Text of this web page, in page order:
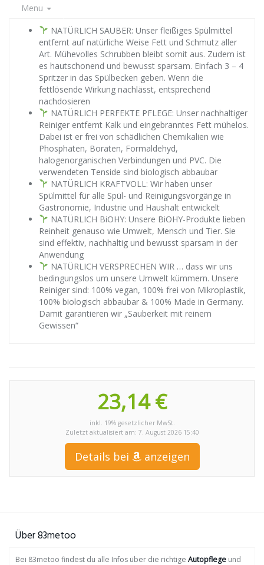
Menu
NATÜRLICH SAUBER: Unser fleißiges Spülmittel
entfernt auf natürliche Weise Fett und Schmutz aller
Art. Mühevolles Schrubben bleibt somit aus. Zudem ist
es hautschonend und bewusst sparsam. Einfach 3 – 4
Spritzer in das Spülbecken geben. Wenn die
fettlösende Wirkung nachlässt, entsprechend
nachdosieren
NATÜRLICH PERFEKTE PFLEGE: Unser nachhaltiger
Reiniger entfernt Kalk und eingebranntes Fett mühelos.
Dabei ist er frei von schädlichen Chemikalien wie
Phosphaten, Boraten, Formaldehyd,
halogenorganischen Verbindungen und PVC. Die
verwendeten Tenside sind biologisch abbaubar
NATÜRLICH KRAFTVOLL: Wir haben unser
Spülmittel für alle Spül- und Reinigungsvorgänge in
Gastronomie, Industrie und Haushalt entwickelt
NATÜRLICH BiOHY: Unsere BiOHY-Produkte lieben
Reinheit genauso wie Umwelt, Mensch und Tier. Sie
sind effektiv, nachhaltig und bewusst sparsam in der
Anwendung
NATÜRLICH VERSPRECHEN WIR … dass wir uns
bedingungslos um unsere Umwelt kümmern. Unsere
Reiniger sind: 100% vegan, 100% frei von Mikroplastik,
100% biologisch abbaubar & 100% Made in Germany.
Damit garantieren wir „Sauberkeit mit reinem
Gewissen“
23,14 €
inkl. 19% gesetzlicher MwSt.
Zuletzt aktualisiert am: 7. August 2026 15:40
Details bei anzeigen
Über 83metoo
Bei 83metoo findest du alle Infos über die richtige Autopflege und